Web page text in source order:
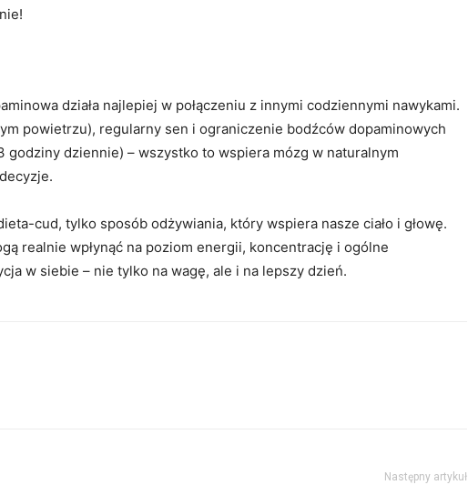
działa najlepiej w połączeniu z innymi codziennymi nawykami.
powietrzu), regularny sen i ograniczenie bodźców dopaminowych
godziny dziennie) – wszystko to wspiera mózg w naturalnym
cud, tylko sposób odżywiania, który wspiera nasze ciało i głowę.
realnie wpłynąć na poziom energii, koncentrację i ogólne
w siebie – nie tylko na wagę, ale i na lepszy dzień.
Następny artykuł